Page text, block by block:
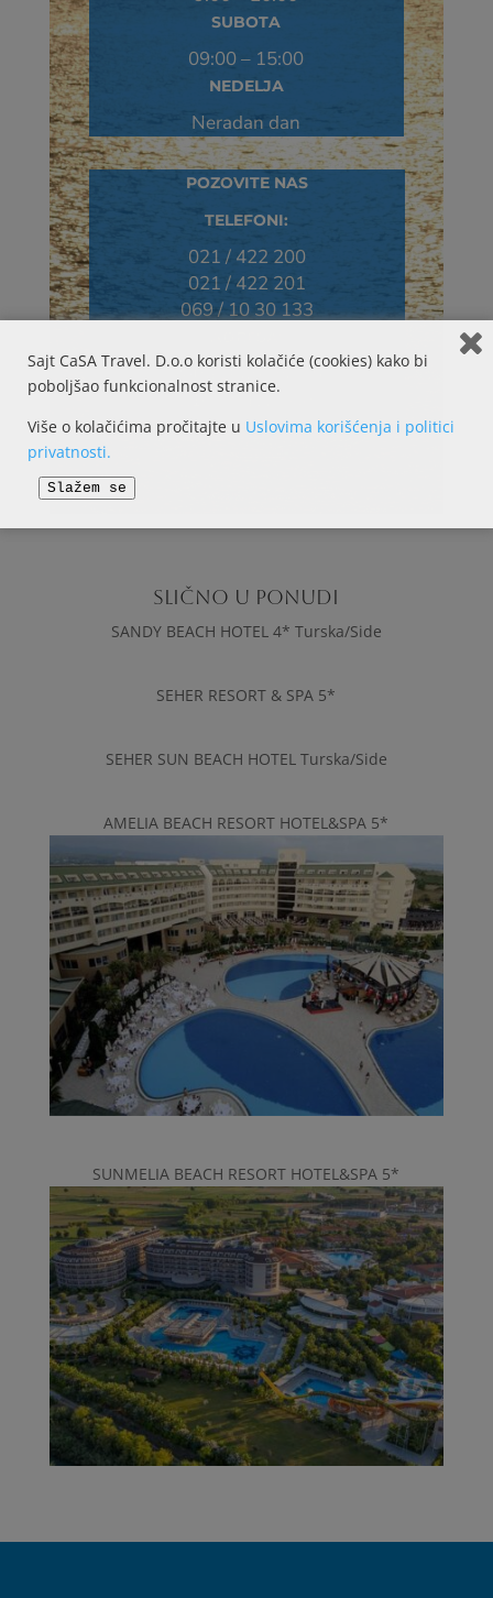
SUBOTA
09:00 – 15:00
NEDELJA
Neradan dan
POZOVITE NAS
TELEFONI:
021 / 422 200
021 / 422 201
069 / 10 30 133
Petra Drapšina 45
21000 Novi Sad
SLIČNO U PONUDI
SANDY BEACH HOTEL 4* Turska/Side
SEHER RESORT & SPA 5*
SEHER SUN BEACH HOTEL Turska/Side
AMELIA BEACH RESORT HOTEL&SPA 5*
SUNMELIA BEACH RESORT HOTEL&SPA 5*
Sajt CaSA Travel. D.o.o koristi kolačiće (cookies) kako bi
poboljšao funkcionalnost stranice.
Više o kolačićima pročitajte u Uslovima korišćenja i politici
privatnosti.
Slažem se